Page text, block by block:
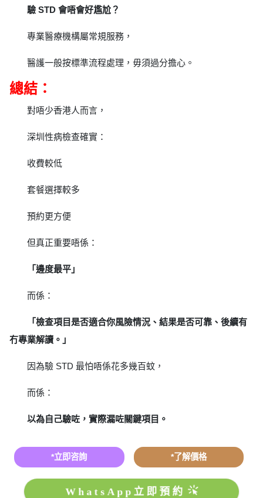
驗 STD 會唔會好尷尬？
專業醫療機構屬常規服務，
醫護一般按標準流程處理，毋須過分擔心。
總結：
對唔少香港人而言，
深圳性病檢查確實：
收費較低
套餐選擇較多
預約更方便
但真正重要唔係：
「邊度最平」
而係：
「檢查項目是否適合你風險情況、結果是否可靠、後續有
冇專業解讀。」
因為驗 STD 最怕唔係花多幾百蚊，
而係：
以為自己驗咗，實際漏咗關鍵項目。
*立即咨詢 *了解價格
WhatsApp立即預約